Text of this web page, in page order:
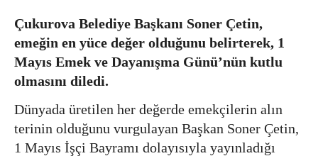
Çukurova Belediye Başkanı Soner Çetin,
emeğin en yüce değer olduğunu belirterek, 1
Mayıs Emek ve Dayanışma Günü’nün kutlu
olmasını diledi.
Dünyada üretilen her değerde emekçilerin alın
terinin olduğunu vurgulayan Başkan Soner Çetin,
1 Mayıs İşçi Bayramı dolayısıyla yayınladığı